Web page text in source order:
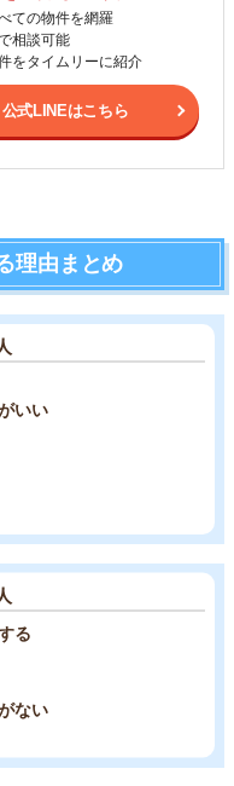
ての物件を網羅
相談可能
をタイムリーに紹介
公式LINEはこちら
理由まとめ
いい
る
ない